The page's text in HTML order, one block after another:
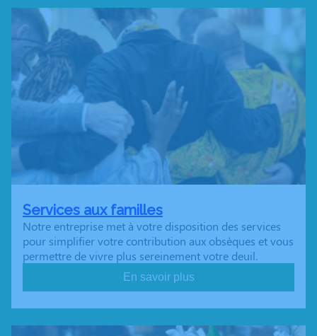
Services aux familles
Notre entreprise met à votre disposition des services
pour simplifier votre contribution aux obsèques et vous
permettre de vivre plus sereinement votre deuil.
En savoir plus